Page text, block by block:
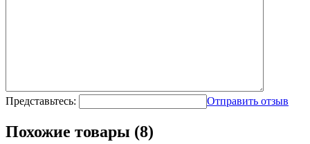
Представьтесь: Отправить отзыв
Похожие товары (8)